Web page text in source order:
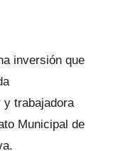
inversión que
y trabajadora
Municipal de